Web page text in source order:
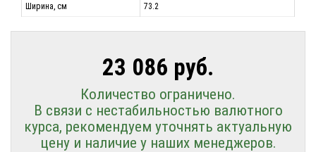
Ширина, см
73.2
23 086 руб.
Количество ограничено.
В связи с нестабильностью валютного
курса, рекомендуем уточнять актуальную
цену и наличие у наших менеджеров.